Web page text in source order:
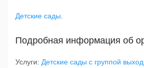
Детские сады
Подробная информация об
Услуги: Детские сады с группой